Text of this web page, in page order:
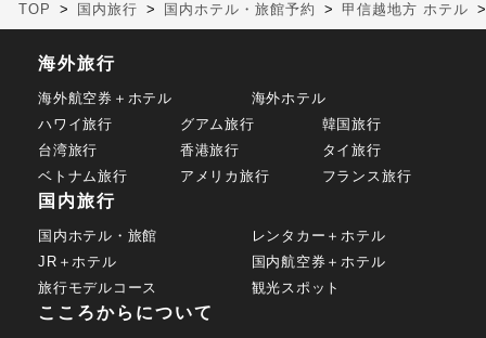
TOP 国内旅行 国内ホテル・旅館予約 甲信越地方 ホテル
海外旅行
海外航空券＋ホテル
海外ホテル
ハワイ旅行
グアム旅行
韓国旅行
台湾旅行
香港旅行
タイ旅行
ベトナム旅行
アメリカ旅行 フランス旅行
国内旅行
国内ホテル・旅館
レンタカー＋ホテル
JR＋ホテル
国内航空券＋ホテル
旅行モデルコース
観光スポット
こころからについて